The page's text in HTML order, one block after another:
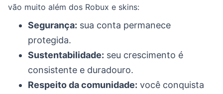
vão muito além dos Robux e skins:
Segurança: sua conta permanece
protegida.
Sustentabilidade: seu crescimento é
consistente e duradouro.
Respeito da comunidade: você conquista